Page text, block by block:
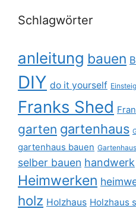
Schlagwörter
anleitung bauen
DIY do it yourself
Franks Shed
garten gartenhaus
gartenhaus bauen
selber bauen handwerk
Heimwerken
holz Holzhaus Holzhaus